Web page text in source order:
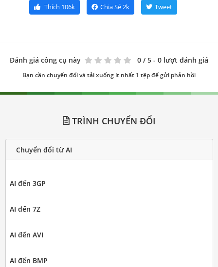
Thích 106k Chia Sẻ2k Tweet
Đánh giá công cụ này 0 / 5 - 0 lượt đánh giá
Bạn cần chuyển đổi và tải xuống ít nhất 1 tệp để gửi phản hồi
TRÌNH CHUYỂN ĐỔI
Chuyển đổi từ AI
AI đến 3GP
AI đến 7Z
AI đến AVI
AI đến BMP